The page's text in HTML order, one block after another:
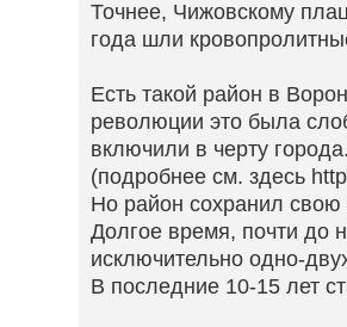
Точнее, Чижовскому
года шли
Есть такой район в
революции это была
включили в черту города.
(подробнее см. здесь
Но район сохранил свою
Долгое время, почти до
исключительно одно-
В последние 10-15 лет